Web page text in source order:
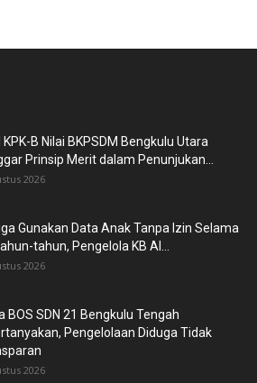
KPK-B Nilai BKPSDM Bengkulu Utara
Prinsip Merit dalam Penunjukan...
2026
Gunakan Data Anak Tanpa Izin Selama
tahun, Pengelola KB Al...
2026
BOS SDN 21 Bengkulu Tengah
Pengelolaan Diduga Tidak
2026